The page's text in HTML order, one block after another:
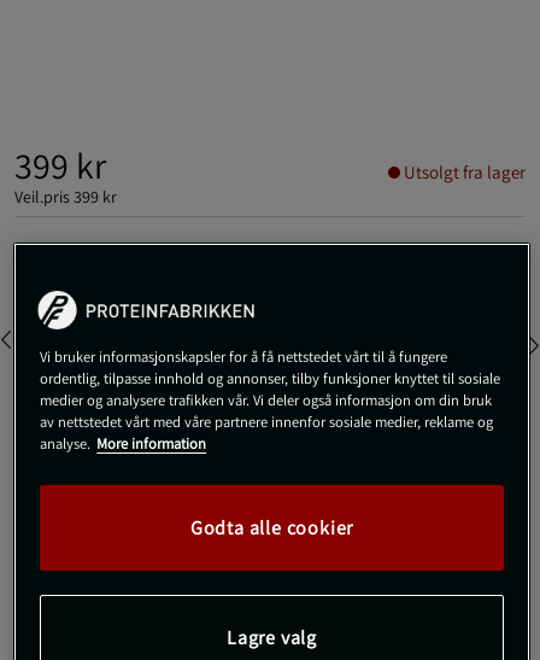
399 kr
Veil.pris399 kr
Utsolgt fra lager
Farge:
Utsolgt fra lager
kommer på lager igen.
Vi bruker informasjonskapsler for å få nettstedet vårt til å fungere
ordentlig, tilpasse innhold og annonser, tilby funksjoner knyttet til sosiale
medier og analysere trafikken vår. Vi deler også informasjon om din bruk
av nettstedet vårt med våre partnere innenfor sosiale medier, reklame og
analyse. More information
Godta alle cookier
Lagre valg